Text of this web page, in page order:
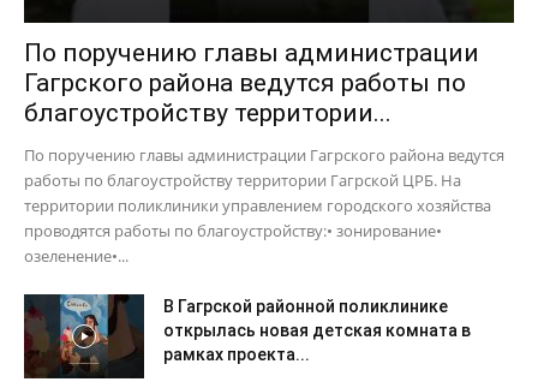
По поручению главы администрации
Гагрского района ведутся работы по
благоустройству территории...
По поручению главы администрации Гагрского района ведутся
работы по благоустройству территории Гагрской ЦРБ. На
территории поликлиники управлением городского хозяйства
проводятся работы по благоустройству:• зонирование•
озеленение•...
В Гагрской районной поликлинике
открылась новая детская комната в
рамках проекта...